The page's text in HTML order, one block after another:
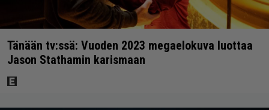
Tänään tv:ssä: Vuoden 2023 megaelokuva luottaa
Jason Stathamin karismaan